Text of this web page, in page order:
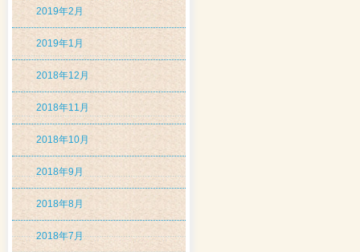
2019年2月
2019年1月
2018年12月
2018年11月
2018年10月
2018年9月
2018年8月
2018年7月